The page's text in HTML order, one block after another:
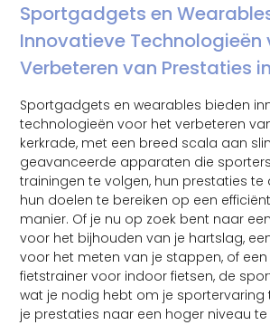
Sportgadgets en
Innovatieve Technologieën
Verbeteren van Prestaties
Sportgadgets en wearables bieden
technologieën voor het verbeteren
kerkrade, met een breed scala aan
geavanceerde apparaten die
trainingen te volgen, hun prestaties te
hun doelen te bereiken op een
manier. Of je nu op zoek bent naar
voor het bijhouden van je hartslag,
voor het meten van je stappen, of
fietstrainer voor indoor fietsen, de
wat je nodig hebt om je sportervaring
je prestaties naar een hoger niveau te